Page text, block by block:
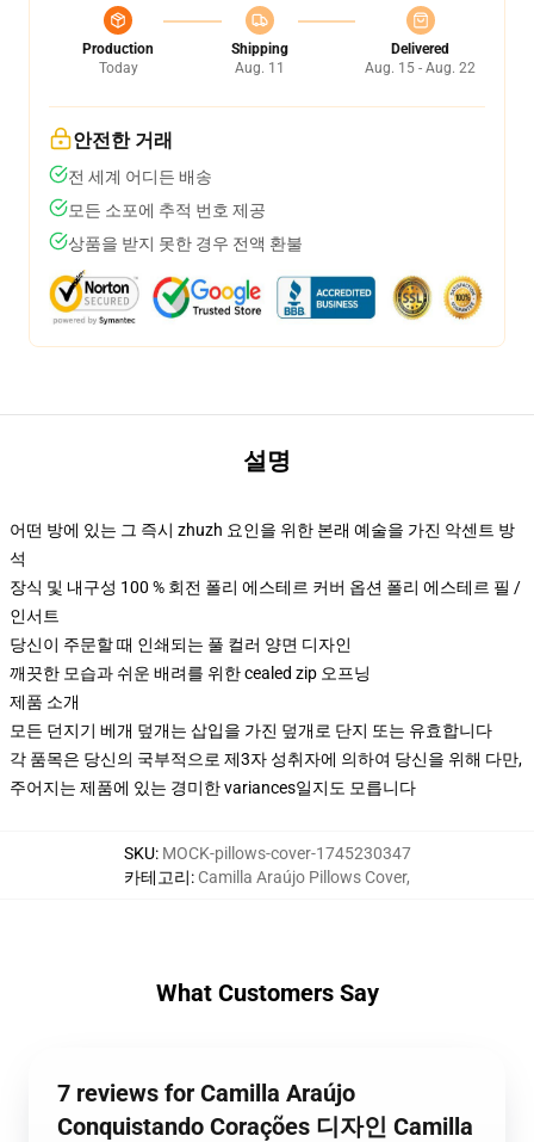
Production
Today
Shipping
Aug. 11
Delivered
Aug. 15 - Aug. 22
안전한 거래
전 세계 어디든 배송
모든 소포에 추적 번호 제공
상품을 받지 못한 경우 전액 환불
설명
어떤 방에 있는 그 즉시 zhuzh 요인을 위한 본래 예술을 가진 악센트 방
석
장식 및 내구성 100 % 회전 폴리 에스테르 커버 옵션 폴리 에스테르 필 /
인서트
당신이 주문할 때 인쇄되는 풀 컬러 양면 디자인
깨끗한 모습과 쉬운 배려를 위한 cealed zip 오프닝
제품 소개
모든 던지기 베개 덮개는 삽입을 가진 덮개로 단지 또는 유효합니다
각 품목은 당신의 국부적으로 제3자 성취자에 의하여 당신을 위해 다만,
주어지는 제품에 있는 경미한 variances일지도 모릅니다
SKU: MOCK-pillows-cover-1745230347
카테고리: Camilla Araújo Pillows Cover,
What Customers Say
7 reviews for Camilla Araújo
Conquistando Corações 디자인 Camilla